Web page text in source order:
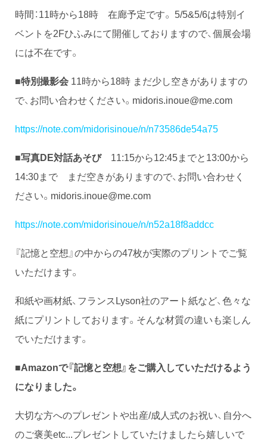
時間：11時から18時 在廊予定です。 5/5&5/6は特別イ
ベントを2Fひふみにて開催しておりますので、個展会場
には不在です。
■特別撮影会 11時から18時 まだ少し空きがありますの
で、お問い合わせください。midoris.inoue@me.com
https://note.com/midorisinoue/n/n73586de54a75
■写真DE対話あそび11:15から12:45までと13:00から
14:30まで まだ空きがありますので、お問い合わせく
ださい。midoris.inoue@me.com
https://note.com/midorisinoue/n/n52a18f8addcc
『記憶と空想』の中からの47枚が実際のプリントでご覧
いただけます。
和紙や画材紙、フランスLyson社のアート紙など、色々な
紙にプリントしております。そんな材質の違いも楽しん
でいただけます。
■Amazonで『記憶と空想』をご購入していただけるよう
になりました。
大切な方へのプレゼントや出産/成人式のお祝い、自分へ
のご褒美etc...プレゼントしていたけましたら嬉しいで